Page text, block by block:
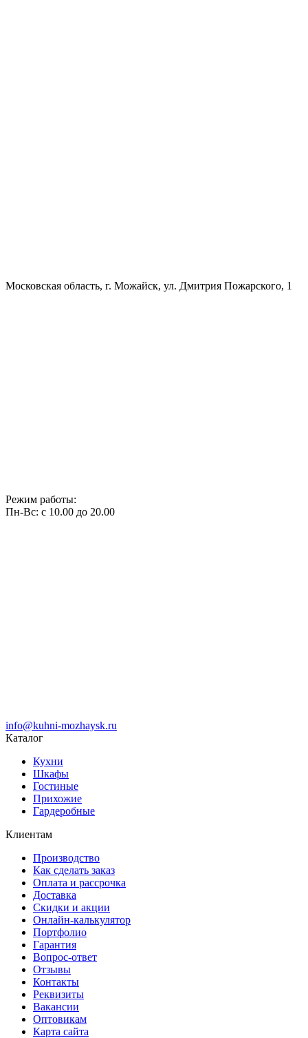
Московская область, г. Можайск, ул. Дмитрия Пожарского, 1
Режим работы:
Пн-Вс: с 10.00 до 20.00
info@kuhni-mozhaysk.ru
Каталог
Кухни
Шкафы
Гостиные
Прихожие
Гардеробные
Клиентам
Производство
Как сделать заказ
Оплата и рассрочка
Доставка
Скидки и акции
Онлайн-калькулятор
Портфолио
Гарантия
Вопрос-ответ
Отзывы
Контакты
Реквизиты
Вакансии
Оптовикам
Карта сайта